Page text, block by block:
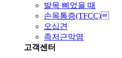
발목 삐었을 때
손목통증(TFCC)
오십견
족저근막염
고객센터